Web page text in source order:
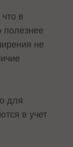
в
полезнее
не
для
в учет